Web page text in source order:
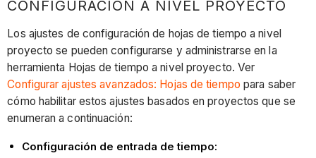
CONFIGURACIÓN A NIVEL PROYECTO
Los ajustes de configuración de hojas de tiempo a nivel
proyecto se pueden configurarse y administrarse en la
herramienta Hojas de tiempo a nivel proyecto. Ver
Configurar ajustes avanzados: Hojas de tiempo para saber
cómo habilitar estos ajustes basados en proyectos que se
enumeran a continuación:
Configuración de entrada de tiempo: